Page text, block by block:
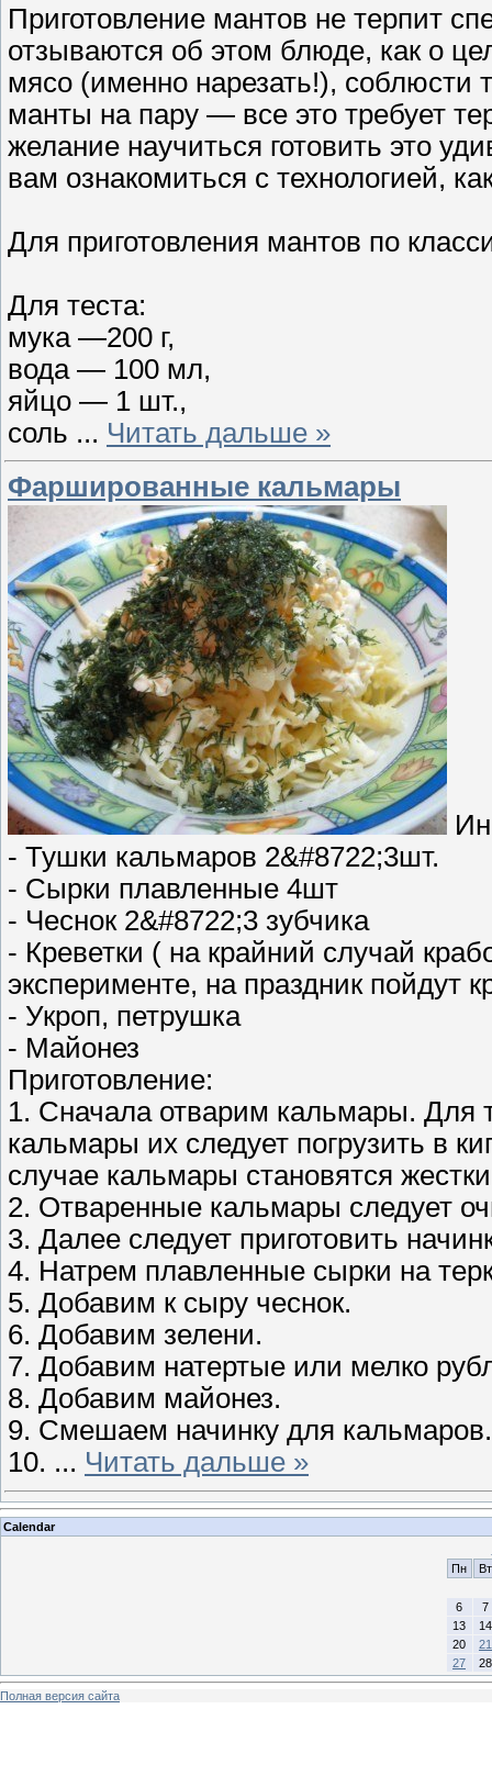
Приготовление мантов не терпит
отзываются об этом блюде, как о
мясо (именно нарезать!), соблюсти
манты на пару — все это требует
желание научиться готовить это
вам ознакомиться с технологией,
Для приготовления мантов по
Для теста:
мука —200 г,
вода — 100 мл,
яйцо — 1 шт.,
соль ... Читать дальше »
Фаршированные кальмары
- Тушки кальмаров 2&#8722;3шт.
- Сырки плавленные 4шт
- Чеснок 2&#8722;3 зубчика
- Креветки ( на крайний случай
эксперименте, на праздник пойдут
- Укроп, петрушка
- Майонез
Приготовление:
1. Сначала отварим кальмары. Для
кальмары их следует погрузить в
случае кальмары становятся
2. Отваренные кальмары следует
3. Далее следует приготовить
4. Натрем плавленные сырки на
5. Добавим к сыру чеснок.
6. Добавим зелени.
7. Добавим натертые или мелко
8. Добавим майонез.
9. Смешаем начинку для кальмаров.
10. ... Читать дальше »
Calendar
Пн
Вт
6
7
13
14
20
21
27
28
Полная версия сайта